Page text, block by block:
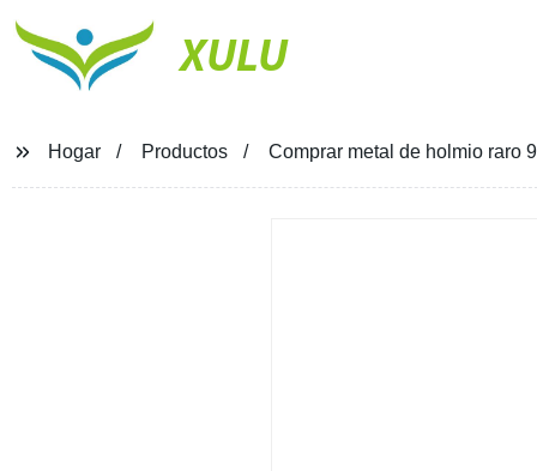
XULU
Hogar Productos Comprar metal de holmio raro